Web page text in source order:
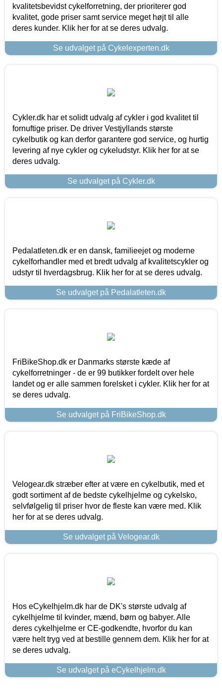
kvalitetsbevidst cykelforretning, der prioriterer god
kvalitet, gode priser samt service meget højt til alle
deres kunder. Klik her for at se deres udvalg.
Se udvalget på Cykelexperten.dk
Cykler.dk har et solidt udvalg af cykler i god kvalitet til
fornuftige priser. De driver Vestjyllands største
cykelbutik og kan derfor garantere god service, og hurtig
levering af nye cykler og cykeludstyr. Klik her for at se
deres udvalg.
Se udvalget på Cykler.dk
Pedalatleten.dk er en dansk, familieejet og moderne
cykelforhandler med et bredt udvalg af kvalitetscykler og
udstyr til hverdagsbrug. Klik her for at se deres udvalg.
Se udvalget på Pedalatleten.dk
FriBikeShop.dk er Danmarks største kæde af
cykelforretninger - de er 99 butikker fordelt over hele
landet og er alle sammen forelsket i cykler. Klik her for at
se deres udvalg.
Se udvalget på FriBikeShop.dk
Velogear.dk stræber efter at være en cykelbutik, med et
godt sortiment af de bedste cykelhjelme og cykelsko,
selvfølgelig til priser hvor de fleste kan være med. Klik
her for at se deres udvalg.
Se udvalget på Velogear.dk
Hos eCykelhjelm.dk har de DK's største udvalg af
cykelhjelme til kvinder, mænd, børn og babyer. Alle
deres cykelhjelme er CE-godkendte, hvorfor du kan
være helt tryg ved at bestille gennem dem. Klik her for at
se deres udvalg.
Se udvalget på eCykelhjelm.dk